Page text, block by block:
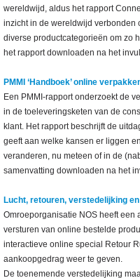
wereldwijd, aldus het rapport
inzicht in de wereldwijd verbonden
diverse productcategorieën om zo
het rapport downloaden na het
PMMI ‘Handboek’ online
Een PMMI-rapport onderzoekt de
in de toeleveringsketen van de
klant. Het rapport beschrijft de
geeft aan welke kansen er liggen
veranderen, nu meteen of in de
samenvatting downloaden na het
Lucht, retouren, verstedelijking
Omroeporganisatie NOS heeft een
versturen van online bestelde
interactieve online special Retour
aankoopgedrag weer te geven.
De toenemende verstedelijking